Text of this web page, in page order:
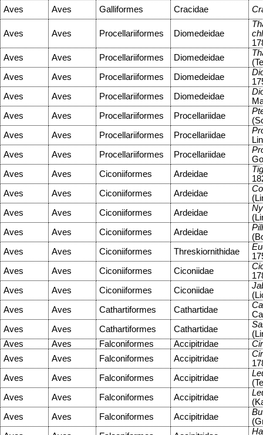
Aves
Aves Galliformes Cracidae
Aves Aves Procellariiformes Diomedeidae
Aves
Aves Procellariiformes Diomedeidae
Aves
Aves Procellariiformes Diomedeidae
Aves
Aves Procellariiformes Diomedeidae
Aves
Aves Procellariiformes Procellariidae
Aves
Aves Procellariiformes Procellariidae
Aves
Aves Procellariiformes Procellariidae
Aves
Aves Ciconiiformes Ardeidae
Aves
Aves Ciconiiformes Ardeidae
Aves
Aves Ciconiiformes Ardeidae
Aves
Aves Ciconiiformes Ardeidae
Aves
Aves Ciconiiformes Threskiornithidae
Aves
Aves Ciconiiformes Ciconiidae
Aves
Aves Ciconiiformes Ciconiidae
Aves
Aves Cathartiformes Cathartidae
Aves
Aves Cathartiformes Cathartidae
Aves
Aves Falconiformes Accipitridae
Aves
Aves Falconiformes Accipitridae
Aves
Aves Falconiformes Accipitridae
Aves
Aves Falconiformes Accipitridae
Aves
Aves Falconiformes Accipitridae